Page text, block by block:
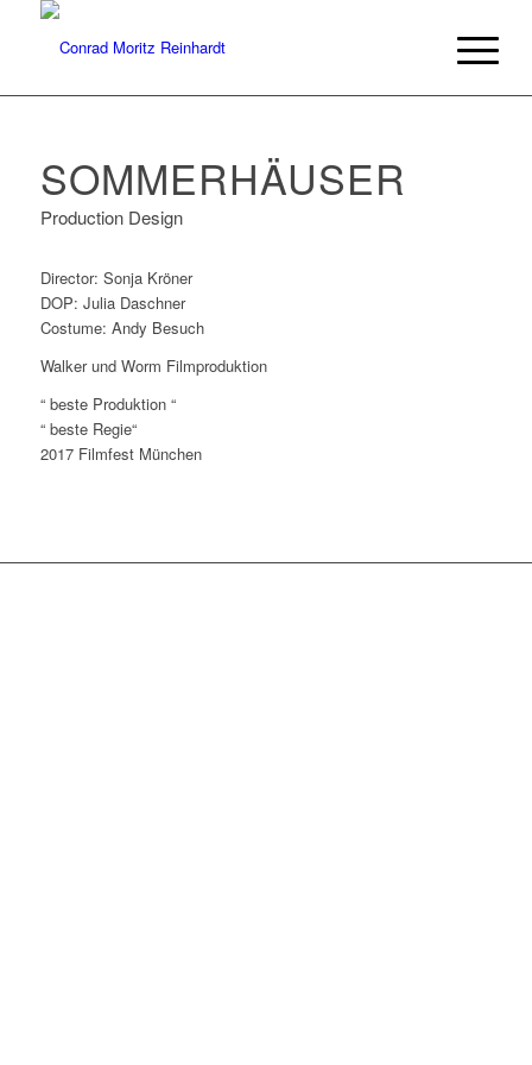
SOMMERHÄUSER
Production Design
Director: Sonja Kröner
DOP: Julia Daschner
Costume: Andy Besuch
Walker und Worm Filmproduktion
“ beste Produktion “
“ beste Regie“
2017 Filmfest München